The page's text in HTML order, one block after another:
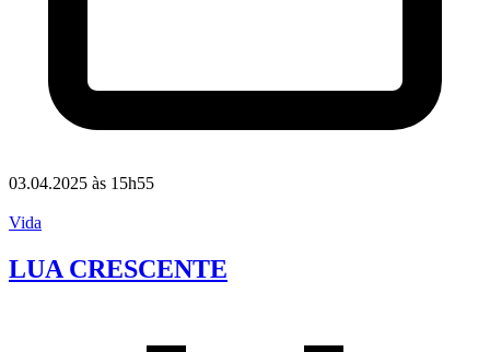
03.04.2025 às 15h55
Vida
LUA CRESCENTE